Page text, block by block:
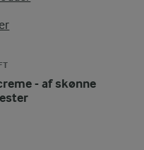
- af skønne